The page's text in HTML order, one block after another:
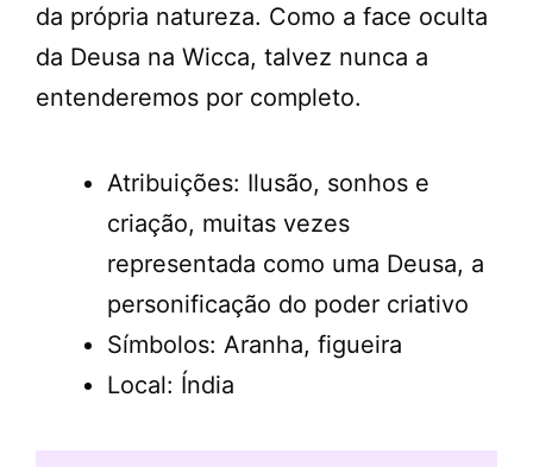
da própria natureza. Como a face oculta
da Deusa na Wicca, talvez nunca a
entenderemos por completo.
Atribuições: Ilusão, sonhos e
criação, muitas vezes
representada como uma Deusa, a
personificação do poder criativo
Símbolos: Aranha, figueira
Local: Índia